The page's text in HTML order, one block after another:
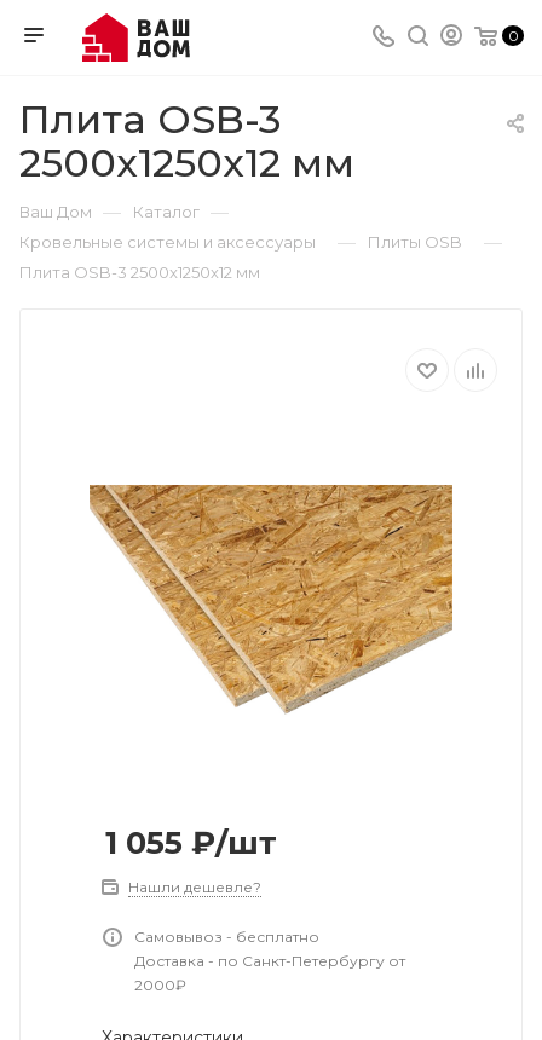
0
Плита OSB-3
2500x1250х12 мм
Ваш Дом — Каталог —
Кровельные системы и аксессуары — Плиты OSB —
Плита OSB-3 2500x1250х12 мм
1 055 ₽/шт
Нашли дешевле?
Самовывоз - бесплатно
Доставка - по Санкт-Петербургу от
2000₽